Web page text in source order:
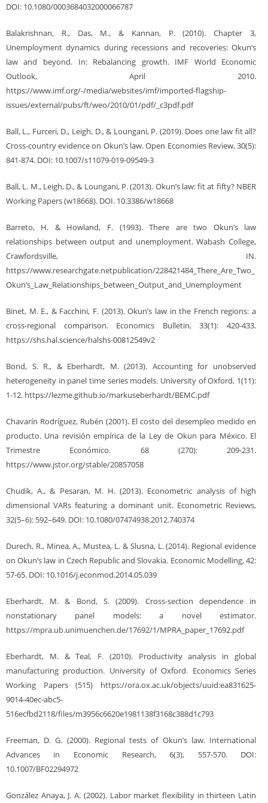
DOI: 10.1080/0003684032000066787
Balakrishnan, R., Das, M., & Kannan, P. (2010). Chapter 3,
Unemployment dynamics during recessions and recoveries: Okun’s
law and beyond. In: Rebalancing growth. IMF World Economic
Outlook, April 2010.
https://www.imf.org/-/media/websites/imf/imported-flagship-
issues/external/pubs/ft/weo/2010/01/pdf/_c3pdf.pdf
Ball, L., Furceri, D., Leigh, D., & Loungani, P. (2019). Does one law fit all?
Cross-country evidence on Okun’s law. Open Economies Review, 30(5):
841-874. DOI: 10.1007/s11079-019-09549-3
Ball, L. M., Leigh, D., & Loungani, P. (2013). Okun’s law: fit at fifty? NBER
Working Papers (w18668). DOI. 10.3386/w18668
Barreto, H. & Howland, F. (1993). There are two Okun’s law
relationships between output and unemployment. Wabash College,
Crawfordsville, IN.
https://www.researchgate.netpublication/228421484_There_Are_Two_
Okun’s_Law_Relationships_between_Output_and_Unemployment
Binet, M. E., & Facchini, F. (2013). Okun’s law in the French regions: a
cross-regional comparison. Economics Bulletin, 33(1): 420-433.
https://shs.hal.science/halshs-00812549v2
Bond, S. R., & Eberhardt, M. (2013). Accounting for unobserved
heterogeneity in panel time series models. University of Oxford, 1(11):
1-12. https://lezme.github.io/markuseberhardt/BEMC.pdf
Chavarín Rodríguez, Rubén (2001). El costo del desempleo medido en
producto. Una revisión empírica de la Ley de Okun para México. El
Trimestre Económico. 68 (270): 209-231.
https://www.jstor.org/stable/20857058
Chudik, A., & Pesaran, M. H. (2013). Econometric analysis of high
dimensional VARs featuring a dominant unit. Econometric Reviews,
32(5–6): 592–649. DOI: 10.1080/07474938.2012.740374
Durech, R., Minea, A., Mustea, L. & Slusna, L. (2014). Regional evidence
on Okun’s law in Czech Republic and Slovakia. Economic Modelling, 42:
57-65. DOI: 10.1016/j.econmod.2014.05.039
Eberhardt, M. & Bond, S. (2009). Cross-section dependence in
nonstationary panel models: a novel estimator.
https://mpra.ub.unimuenchen.de/17692/1/MPRA_paper_17692.pdf
Eberhardt, M. & Teal, F. (2010). Productivity analysis in global
manufacturing production. University of Oxford. Economics Series
Working Papers (515) https://ora.ox.ac.uk/objects/uuid:ea831625-
9014-40ec-abc5-
516ecfbd2118/files/m3956c6620e1981138f3168c388d1c793
Freeman, D. G. (2000). Regional tests of Okun’s law. International
Advances in Economic Research, 6(3), 557-570. DOI:
10.1007/BF02294972
González Anaya, J. A. (2002). Labor market flexibility in thirteen Latin